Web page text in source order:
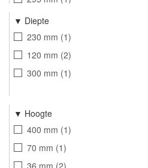
Diepte
230 mm 1
120 mm 2
300 mm 1
Hoogte
400 mm 1
70 mm 1